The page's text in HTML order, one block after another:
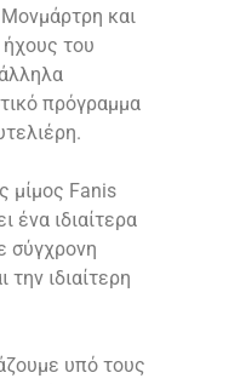
και
του
πρόγραμμα
μίμος Fanis
ένα ιδιαίτερα
σύγχρονη
την ιδιαίτερη
υπό τους